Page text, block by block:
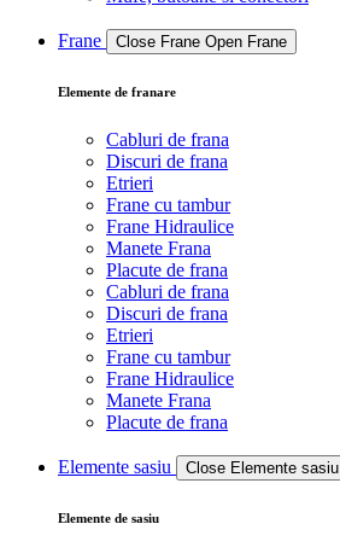
Frane Close Frane Open Frane
Elemente de franare
Cabluri de frana
Discuri de frana
Etrieri
Frane cu tambur
Frane Hidraulice
Manete Frana
Placute de frana
Cabluri de frana
Discuri de frana
Etrieri
Frane cu tambur
Frane Hidraulice
Manete Frana
Placute de frana
Elemente sasiu Close Elemente sasiu
Elemente de sasiu